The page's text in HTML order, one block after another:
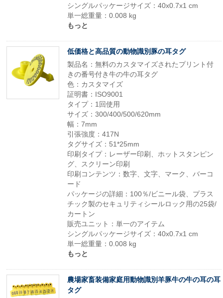
シングルパッケージサイズ：40x0.7x1 cm
単一総重量：0.008 kg
もっと
低価格と高品質の動物識別豚の耳タグ
製品名：無料のカスタマイズされたプリント付
きの番号付き牛の牛の耳タグ
色：カスタマイズ
証明書：ISO9001
タイプ：1回使用
サイズ：300/400/500/620mm
幅：7mm
引張強度：417N
タグサイズ：51*25mm
印刷タイプ：レーザー印刷、ホットスタンピン
グ、スクリーン印刷
印刷コンテンツ：数字、文字、マーク、バーコ
ード
パッケージの詳細：100％/ビニール袋、プラス
チック製のセキュリティシールロック用の25袋/
カートン
販売ユニット：単一のアイテム
シングルパッケージサイズ：40x0.7x1 cm
単一総重量：0.008 kg
もっと
農場家畜装備家庭用動物識別羊豚牛の牛の耳の耳
タグ